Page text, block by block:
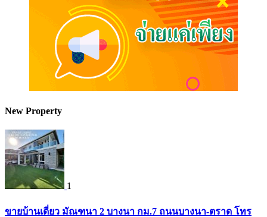
New Property
1
ขายบ้านเดี่ยว มัณฑนา 2 บางนา กม.7 ถนนบางนา-ตราด โทร